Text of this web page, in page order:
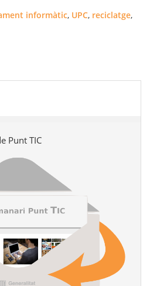
informàtic, UPC, reciclatge,
Punt TIC